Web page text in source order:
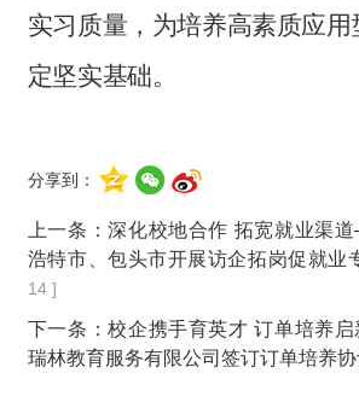
实习质量，为培养高素质应
定坚实基础。
分享到：
上一条：深化校地合作 拓宽就业渠
浩特市、包头市开展访企拓岗促就业
14 ]
下一条：校企携手育英才 订单培养
瑞林教育服务有限公司签订订单培养协